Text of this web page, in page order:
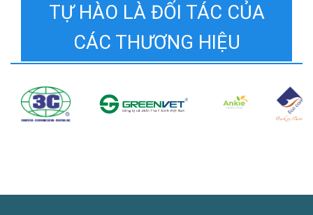
TỰ HÀO LÀ ĐỐI TÁC CỦA
CÁC THƯƠNG HIỆU